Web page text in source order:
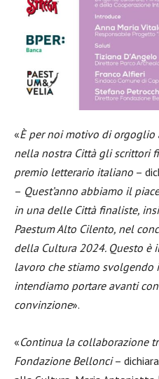
«È per noi motivo di orgoglio
nella nostra Città gli scrittori
premio letterario italiano –
– Quest’anno abbiamo il
in una delle Città finaliste,
Paestum Alto Cilento, nel
della Cultura 2024. Questo è
lavoro che stiamo svolgendo
intendiamo portare avanti
convinzione».
«Continua la collaborazione
Fondazione Bellonci–